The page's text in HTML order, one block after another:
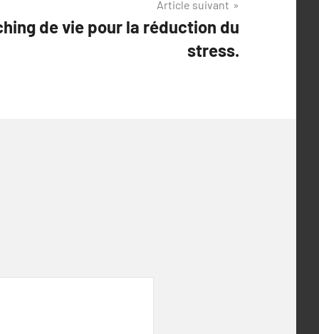
Article suivant
de vie pour la réduction du
stress.